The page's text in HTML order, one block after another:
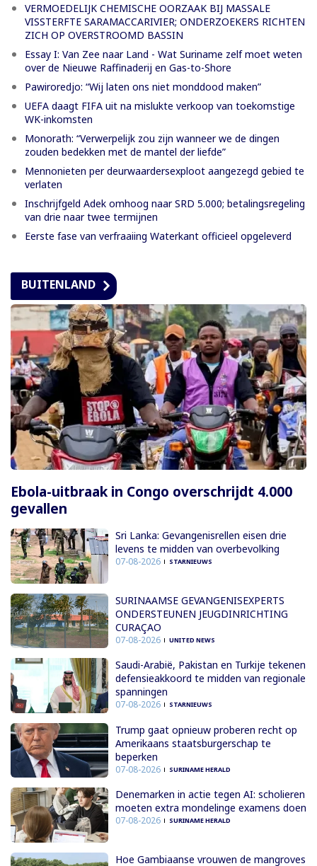
VERMOEDELIJK CHEMISCHE OORZAAK BIJ MASSALE
VISSTERFTE SARAMACCARIVIER; ONDERZOEKERS RICHTEN
ZICH OP OVERSTROOMD BASSIN
Essay I: Van Zee naar Land - Wat Suriname zelf moet weten
over de Nieuwe Raffinaderij en Gas-to-Shore
Pawiroredjo: “Wij laten ons niet monddood maken”
UEFA daagt FIFA uit na mislukte verkoop van toekomstige
WK-inkomsten
Monorath: “Verwerpelijk zou zijn wanneer we de dingen
zouden bedekken met de mantel der liefde”
Mennonieten per deurwaardersexploot aangezegd gebied te
verlaten
Inschrijfgeld Adek omhoog naar SRD 5.000; betalingsregeling
van drie naar twee termijnen
Eerste fase van verfraaiing Waterkant officieel opgeleverd
BUITENLAND
Ebola-uitbraak in Congo overschrijdt 4.000
gevallen
Sri Lanka: Gevangenisrellen eisen drie
levens te midden van overbevolking
07-08-2026 STARNIEUWS
SURINAAMSE GEVANGENISEXPERTS
ONDERSTEUNEN JEUGDINRICHTING
CURAÇAO
07-08-2026 UNITED NEWS
Saudi-Arabië, Pakistan en Turkije tekenen
defensieakkoord te midden van regionale
spanningen
07-08-2026 STARNIEUWS
Trump gaat opnieuw proberen recht op
Amerikaans staatsburgerschap te
beperken
07-08-2026 SURINAME HERALD
Denemarken in actie tegen AI: scholieren
moeten extra mondelinge examens doen
07-08-2026 SURINAME HERALD
Hoe Gambiaanse vrouwen de mangroves